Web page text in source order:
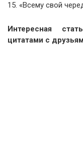
15. «Всему свой
Интересная
цитатами с